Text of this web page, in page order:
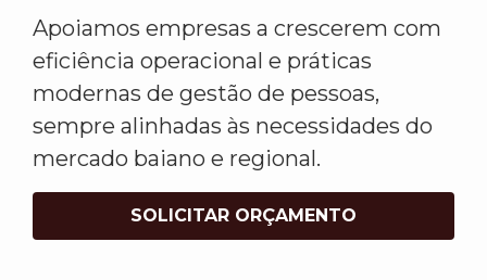
Apoiamos empresas a crescerem com
eficiência operacional e práticas
modernas de gestão de pessoas,
sempre alinhadas às necessidades do
mercado baiano e regional.
SOLICITAR ORÇAMENTO